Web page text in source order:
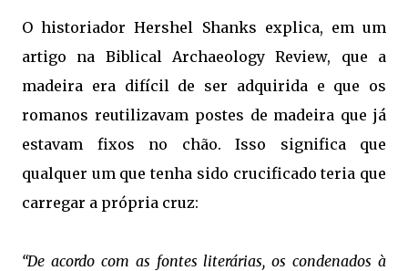
O historiador Hershel Shanks explica, em um
artigo na Biblical Archaeology Review, que a
madeira era difícil de ser adquirida e que os
romanos reutilizavam postes de madeira que já
estavam fixos no chão. Isso significa que
qualquer um que tenha sido crucificado teria que
carregar a própria cruz:
“De acordo com as fontes literárias, os condenados à